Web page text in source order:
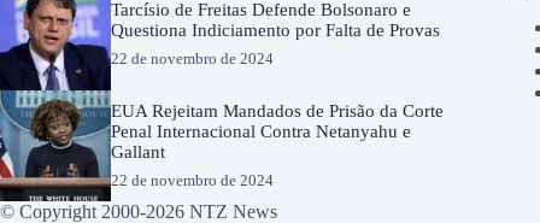
Tarcísio de Freitas Defende Bolsonaro e
Questiona Indiciamento por Falta de Provas
22 de novembro de 2024
EUA Rejeitam Mandados de Prisão da Corte
Penal Internacional Contra Netanyahu e
Gallant
22 de novembro de 2024
© Copyright 2000-2026 NTZ News